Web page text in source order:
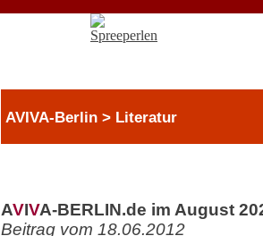
AVIVA-Berlin > Literatur
AVIVA-BERLIN.de im August
Beitrag vom 18.06.2012